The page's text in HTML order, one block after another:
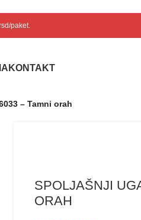
paket.
KONTAKT
– Tamni orah
SPOLJAŠNJI
ORAH